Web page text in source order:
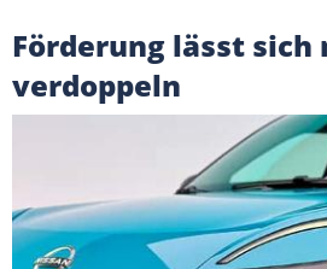
Förderung lässt sich
verdoppeln